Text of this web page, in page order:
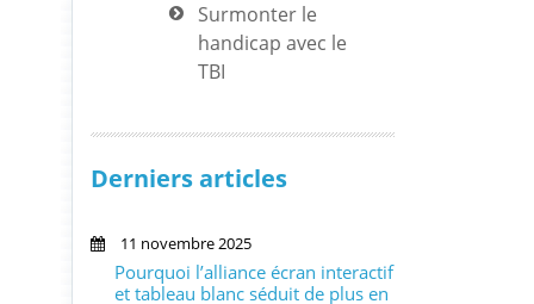
Surmonter le
handicap avec le
TBI
Derniers articles
11 novembre 2025
Pourquoi l’alliance écran interactif
et tableau blanc séduit de plus en